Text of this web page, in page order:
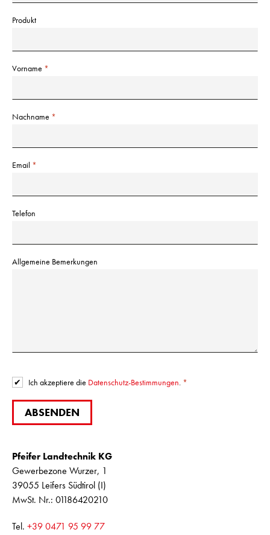
Produkt
Vorname
Nachname
Email
Telefon
Allgemeine Bemerkungen
Ich akzeptiere die Datenschutz-Bestimmungen
ABSENDEN
Pfeifer Landtechnik KG
Gewerbezone Wurzer, 1
39055 Leifers Südtirol (I)
MwSt. Nr.: 01186420210
Tel. +39 0471 95 99 77